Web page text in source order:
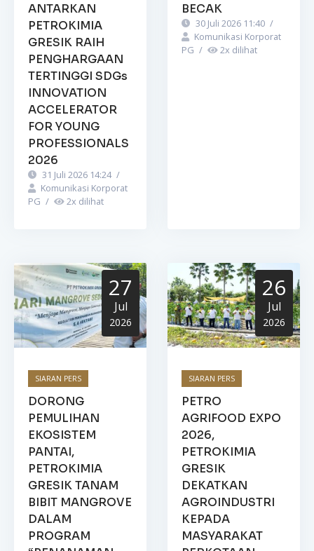
ANTARKAN
PETROKIMIA
GRESIK RAIH
PENGHARGAAN
TERTINGGI SDGs
INNOVATION
ACCELERATOR
FOR YOUNG
PROFESSIONALS
2026
31 Juli 2026 14:24 /
Komunikasi Korporat
PG / 2x dilihat
BECAK
30 Juli 2026 11:40 /
Komunikasi Korporat
PG / 2x dilihat
27
Jul
2026
SIARAN PERS
DORONG
PEMULIHAN
EKOSISTEM
PANTAI,
PETROKIMIA
GRESIK TANAM
BIBIT MANGROVE
DALAM
PROGRAM
26
Jul
2026
SIARAN PERS
PETRO
AGRIFOOD EXPO
2026,
PETROKIMIA
GRESIK
DEKATKAN
AGROINDUSTRI
KEPADA
MASYARAKAT